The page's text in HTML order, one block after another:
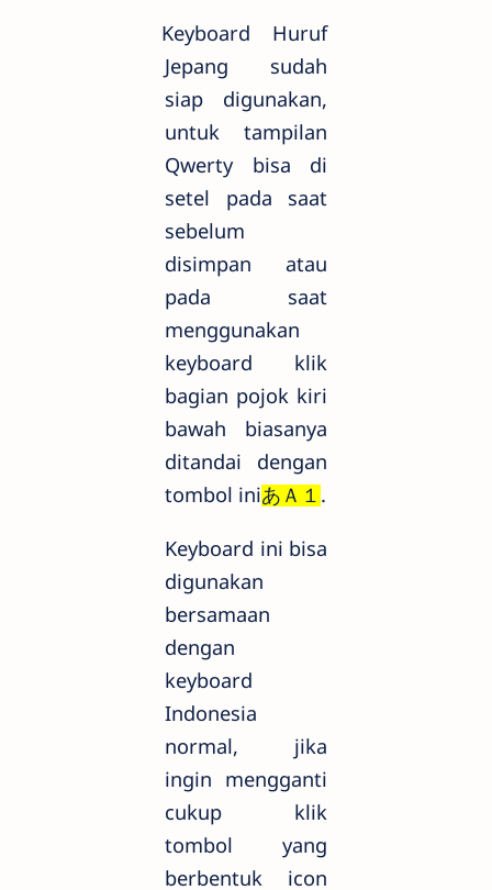
Keyboard Huruf
Jepang sudah
siap digunakan,
untuk tampilan
Qwerty bisa di
setel pada saat
sebelum
disimpan atau
pada saat
menggunakan
keyboard klik
bagian pojok kiri
bawah biasanya
ditandai dengan
tombol iniあＡ１ .
Keyboard ini bisa
digunakan
bersamaan
dengan
keyboard
Indonesia
normal, jika
ingin mengganti
cukup klik
tombol yang
berbentuk icon